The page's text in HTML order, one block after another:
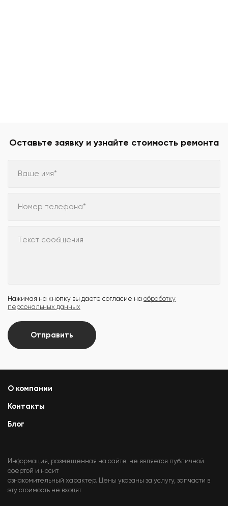
Оставьте заявку и узнайте стоимость ремонта
Ваше имя*
Номер телефона*
Текст сообщения
Нажимая на кнопку вы даете согласие на обработку
персональных данных
Отправить
О компании
Контакты
Блог
Информация, размещенная на сайте, не является публичной
офертой и носит
ознакомительный характер. Цены указаны за услугу, запчасти в
эту стоимость не входят